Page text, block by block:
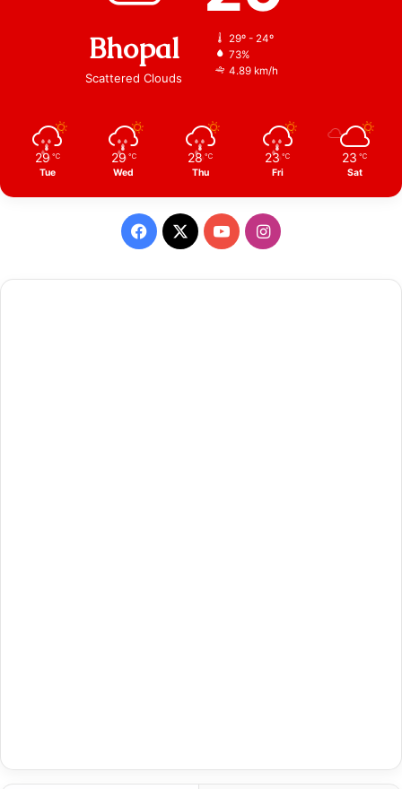
Bhopal
Scattered Clouds
29º - 24º
73%
4.89 km/h
29 ℃
Tue
29 ℃
Wed
28 ℃
Thu
23 ℃
Fri
23 ℃
Sat
Facebook
X YouTubeInstagram